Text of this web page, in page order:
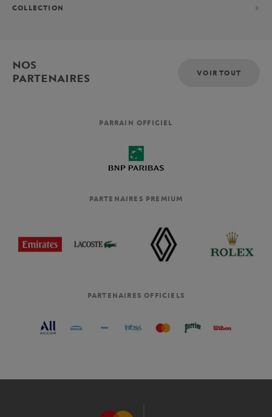
COLLECTION
NOS
PARTENAIRES
VOIR TOUT
PARRAIN OFFICIEL
PARTENAIRES PREMIUM
PARTENAIRES OFFICIELS